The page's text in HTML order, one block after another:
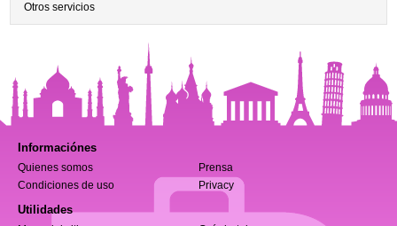
Otros servicios
Informaciónes
Quienes somos
Prensa
Condiciones de uso
Privacy
Utilidades